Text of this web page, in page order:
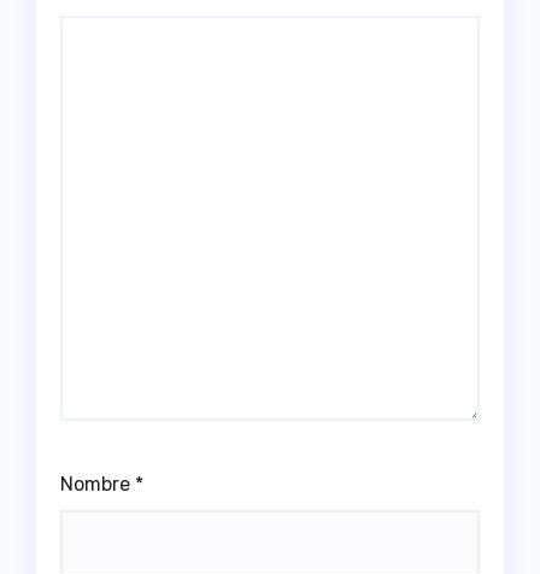
Nombre *